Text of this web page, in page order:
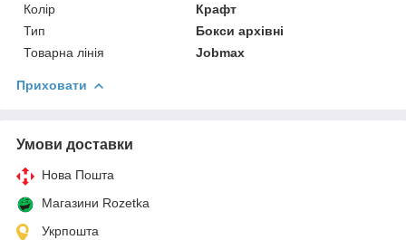
Колір
Крафт
Тип
Бокси архівні
Товарна лінія
Jobmax
Приховати
Умови доставки
Нова Пошта
Магазини Rozetka
Укрпошта